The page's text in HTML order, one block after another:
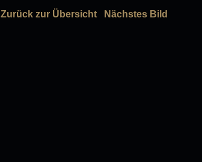
Zurück zur Übersicht Nächstes Bild